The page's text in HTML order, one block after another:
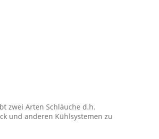
zwei Arten Schläuche d.h.
und anderen Kühlsystemen zu